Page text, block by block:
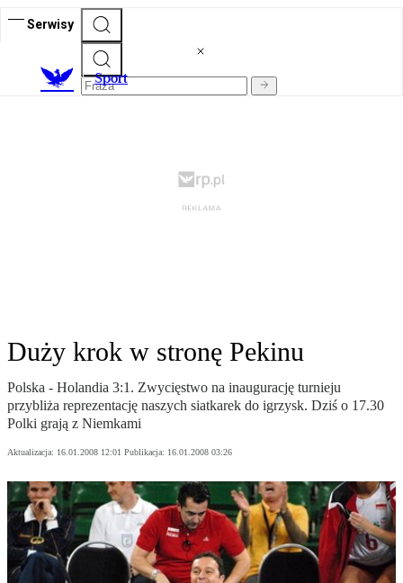
Serwisy
Sport
Duży krok w stronę Pekinu
Polska - Holandia 3:1. Zwycięstwo na inaugurację turnieju
przybliża reprezentację naszych siatkarek do igrzysk. Dziś o 17.30
Polki grają z Niemkami
Aktualizacja: 16.01.2008 12:01 Publikacja: 16.01.2008 03:26